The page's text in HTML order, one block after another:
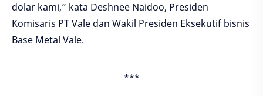
dolar kami,” kata Deshnee Naidoo, Presiden
Komisaris PT Vale dan Wakil Presiden Eksekutif bisnis
Base Metal Vale.
***